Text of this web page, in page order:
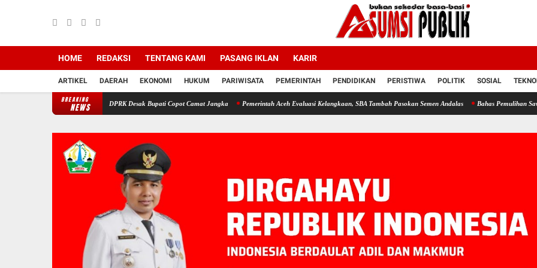
HOME REDAKSI TENTANG KAMI PASANG IKLAN KARIR
ARTIKEL DAERAH EKONOMI HUKUM PARIWISATA PEMERINTAH PENDIDIKAN PERISTIWA POLITIK SOSIAL
BREAKING
NEWS
di Bireuen: Pimpinan DPRK Desak Bupati Copot Camat Jangka Pemerintah Aceh Evaluasi Kelangkaan, SBA Tambah Pasokan Semen Andalas Bahas Pemulihan Sawah dan